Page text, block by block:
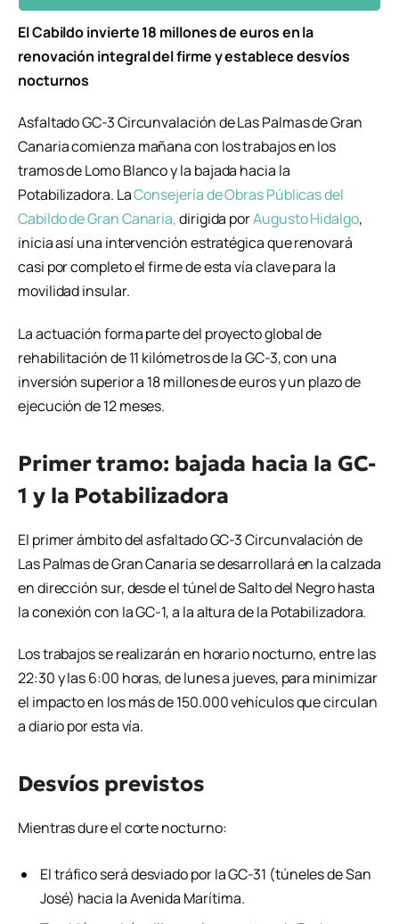
El Cabildo invierte 18 millones de euros en la
renovación integral del firme y establece desvíos
nocturnos
Asfaltado GC-3 Circunvalación de Las Palmas de Gran
Canaria comienza mañana con los trabajos en los
tramos de Lomo Blanco y la bajada hacia la
Potabilizadora. LaConsejería de Obras Públicas del
Cabildo de Gran Canaria,dirigida porAugusto Hidalgo,
inicia así una intervención estratégica que renovará
casi por completo el firme de esta vía clave para la
movilidad insular.
La actuación forma parte del proyecto global de
rehabilitación de 11 kilómetros de la GC-3, con una
inversión superior a 18 millones de euros y un plazo de
ejecución de 12 meses.
Primer tramo: bajada hacia la GC-
1 y la Potabilizadora
El primer ámbito del asfaltado GC-3 Circunvalación de
Las Palmas de Gran Canaria se desarrollará en la calzada
en dirección sur, desde el túnel de Salto del Negro hasta
la conexión con la GC-1, a la altura de la Potabilizadora.
Los trabajos se realizarán en horario nocturno, entre las
22:30 y las 6:00 horas, de lunes a jueves, para minimizar
el impacto en los más de 150.000 vehículos que circulan
a diario por esta vía.
Desvíos previstos
Mientras dure el corte nocturno:
El tráfico será desviado por la GC-31 (túneles de San
José) hacia la Avenida Marítima.